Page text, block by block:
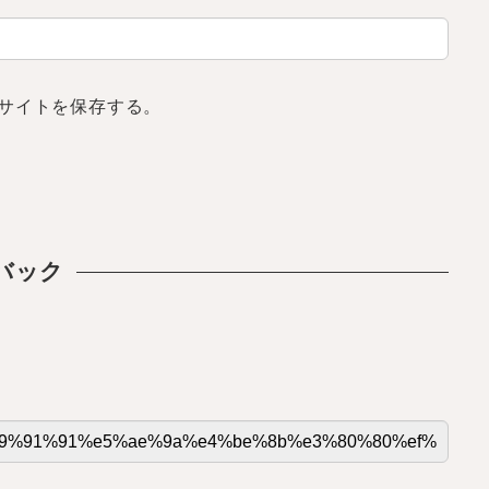
イトを保存する。
ック